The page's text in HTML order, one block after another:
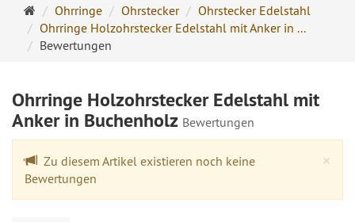
Ohrringe
Ohrstecker
Onlineshop
Ohrringe Ohrstecker
Ohrstecker Edelstahl
Ohrringe Holzohrstecker Edelstahl mit Anker in ...
Bewertungen
Ohrringe Holzohrstecker Edelstahl mit
Anker in Buchenholz Bewertungen
×
Zu diesem Artikel existieren noch keine
Bewertungen